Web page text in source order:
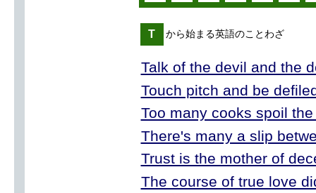
T から始まる英語のことわざ
Talk of the devil and the
Touch pitch and be
Too many cooks spoil
There's many a slip
Trust is the mother of
The course of true love